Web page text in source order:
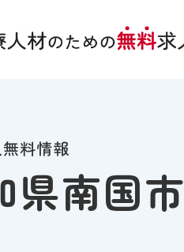
料情報
県南国市